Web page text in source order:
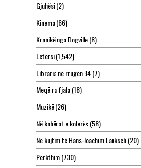
Gjuhësi(2)
Kinema(66)
Kronikë nga Dogville(8)
Letërsi(1,542)
Libraria në rrugën 84(7)
Meqë ra fjala(18)
Muzikë(26)
Në kohërat e kolerës(58)
Në kujtim të Hans-Joachim Lanksch(20)
Përkthim(730)